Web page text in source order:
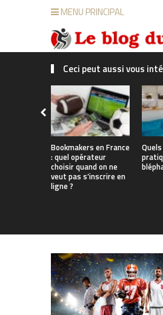
MENU PRINCIPAL
Ceci peut aussi vous
Bookmakers en France
: quel opérateur
choisir quand on ne
veut pas s’inscrire en
ligne ?